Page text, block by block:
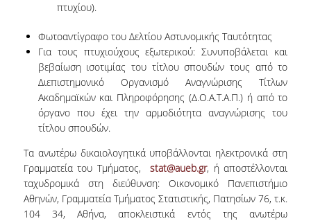
ΚΑΝΟΝΙΣΜΟΣ ΔΙΔΑΚΤΟΡΙΚΩΝ ΣΠΟΥΔΩΝ
ΑΙΤΗΣΗ ΓΙΑ ΣΥΜΜΕΤΟΧΗ ΣΤΟ ΠΡΟΓΡΑΜΜΑ
PHD DAYS/ ΕΝΗΜΕΡΩΣΕΙΣ ΓΙΑ ΤΟ
ΔΙΔΑΚΤΟΡΙΚΟ ΠΡΟΓΡΑΜΜΑ
ΥΠΟΨΗΦΙΟΙ ΔΙΔΑΚΤΟΡΕΣ
PHD ΑΠΟΦΟΙΤΟΙ/ ΔΙΑΤΡΙΒΕΣ
ΥΠΟΤΡΟΦΙΕΣ ΔΙΔΑΚΤΟΡΙΚΩΝ ΣΠΟΥΔΩΝ
πτυχίου).
Φωτοαντίγραφο του Δελτίου Αστυνομικής Ταυτότητας
Για τους πτυχιούχους εξωτερικού: Συνυποβάλεται και
βεβαίωση ισοτιμίας του τίτλου σπουδών τους από το
Διεπιστημονικό Οργανισμό Αναγνώρισης Τίτλων
Ακαδημαϊκών και Πληροφόρησης (Δ.Ο.Α.Τ.Α.Π.) ή από το
όργανο που έχει την αρμοδιότητα αναγνώρισης του
τίτλου σπουδών.
Τα ανωτέρω δικαιολογητικά υποβάλλονται ηλεκτρονικά στη
Γραμματεία του Τμήματος,stat@aueb.gr, ή αποστέλλονται
ταχυδρομικά στη διεύθυνση: Οικονομικό Πανεπιστήμιο
Αθηνών, Γραμματεία Τμήματος Στατιστικής, Πατησίων 76, τ.κ.
104 34, Αθήνα, αποκλειστικά εντός της ανωτέρω